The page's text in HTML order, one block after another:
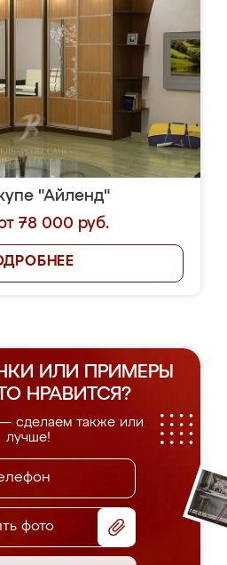
"Айленд"
78 000 руб.
ИЛИ ПРИМЕРЫ
НРАВИТСЯ?
сделаем также или
лучше!
фото